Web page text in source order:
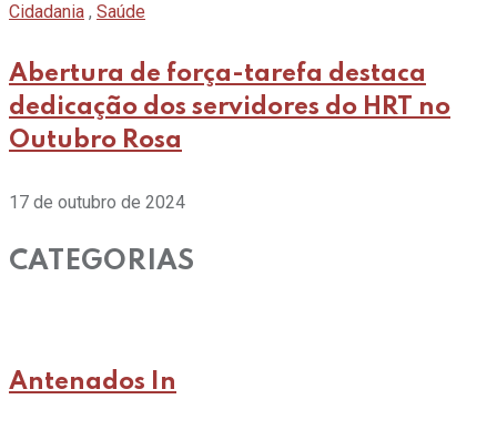
Cidadania , Saúde
Abertura de força-tarefa destaca
dedicação dos servidores do HRT no
Outubro Rosa
17 de outubro de 2024
CATEGORIAS
Antenados In